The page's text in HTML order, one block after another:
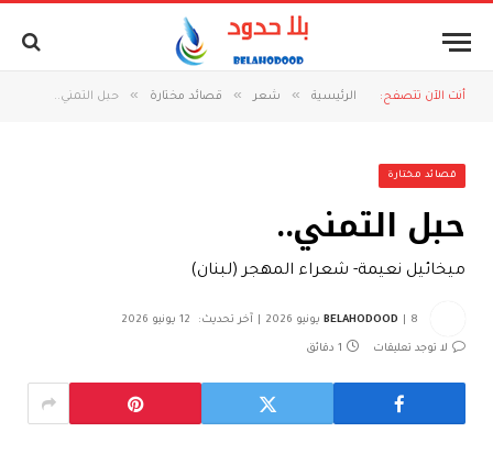
أنت الآن تتصفح: الرئيسية » شعر » قصائد مختارة » حبل التمني..
قصائد مختارة
حبل التمني..
ميخائيل نعيمة- شعراء المهجر (لبنان)
BELAHODOOD 8 يونيو 2026 آخر تحديث: 12 يونيو 2026
لا توجد تعليقات 1 دقائق